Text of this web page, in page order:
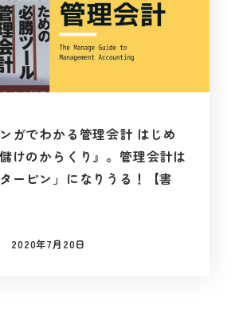
ガでわかる管理会計 はじめ
けのからくり』。管理会計は
ーピン」になりうる！【書
投稿日
2020年7月20日